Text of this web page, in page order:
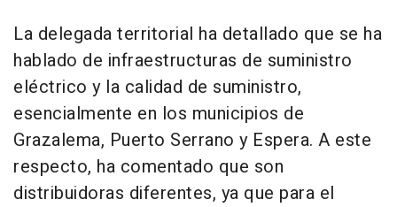
La delegada territorial ha detallado que se ha
hablado de infraestructuras de suministro
eléctrico y la calidad de suministro,
esencialmente en los municipios de
Grazalema, Puerto Serrano y Espera. A este
respecto, ha comentado que son
distribuidoras diferentes, ya que para el